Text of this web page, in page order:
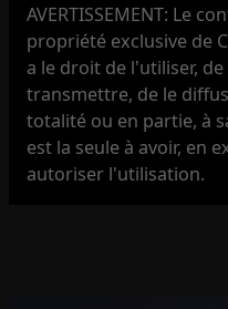
AVERTISSEMENT: Le
propriété exclusive de
a le droit de l'utiliser,
transmettre, de le
totalité ou en partie, à
est la seule à avoir, en
autoriser l'utilisation.